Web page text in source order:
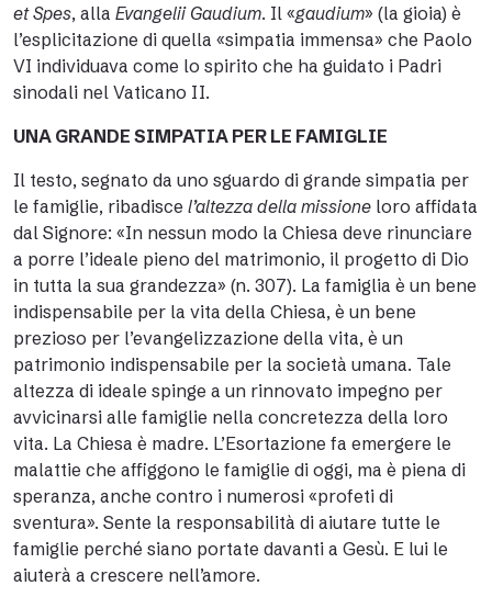
et Spes, alla Evangelii Gaudium. Il «gaudium» (la gioia) è
l’esplicitazione di quella «simpatia immensa» che Paolo
VI individuava come lo spirito che ha guidato i Padri
sinodali nel Vaticano II.
UNA GRANDE SIMPATIA PER LE FAMIGLIE
Il testo, segnato da uno sguardo di grande simpatia per
le famiglie, ribadisce l’altezza della missione loro affidata
dal Signore: «In nessun modo la Chiesa deve rinunciare
a porre l’ideale pieno del matrimonio, il progetto di Dio
in tutta la sua grandezza» (n. 307). La famiglia è un bene
indispensabile per la vita della Chiesa, è un bene
prezioso per l’evangelizzazione della vita, è un
patrimonio indispensabile per la società umana. Tale
altezza di ideale spinge a un rinnovato impegno per
avvicinarsi alle famiglie nella concretezza della loro
vita. La Chiesa è madre. L’Esortazione fa emergere le
malattie che affiggono le famiglie di oggi, ma è piena di
speranza, anche contro i numerosi «profeti di
sventura». Sente la responsabilità di aiutare tutte le
famiglie perché siano portate davanti a Gesù. E lui le
aiuterà a crescere nell’amore.